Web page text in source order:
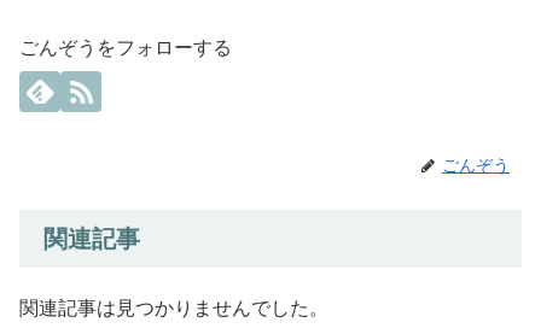
ごんぞうをフォローする
ごんぞう
関連記事
関連記事は見つかりませんでした。